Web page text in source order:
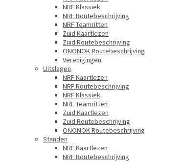
NRF Klassiek
NRF Routebeschrijving
NRF Teamritten
Zuid Kaartlezen
Zuid Routebeschrijving
ONONOK Routebeschrijving
Verenigingen
Uitslagen
NRF Kaartlezen
NRF Routebeschrijving
NRF Klassiek
NRF Teamritten
Zuid Kaartlezen
Zuid Routebeschrijving
ONONOK Routebeschrijving
Standen
NRF Kaartlezen
NRF Routebeschrijving